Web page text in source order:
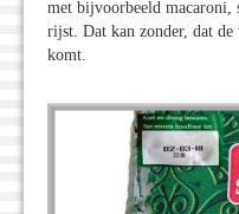
met bijvoorbeeld macaroni,
rijst. Dat kan zonder, dat
komt.